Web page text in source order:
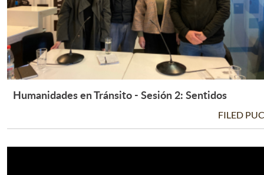
Leer Más +
Humanidades en Tránsito - Sesión 2: Sentidos
FILED